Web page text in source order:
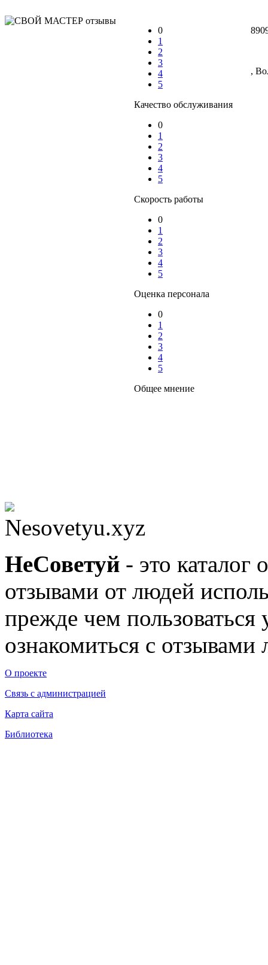
0
1
2
3
4
5
Качество обслуживания
0
1
2
3
4
5
Скорость работы
0
1
2
3
4
5
Оценка персонала
0
1
2
3
4
5
Общее мнение
,
Nesovetyu.xyz
НеСоветуй - это каталог
отзывами от людей
прежде чем
ознакомиться с отзывами
О проекте
Связь с администрацией
Карта сайта
Библиотека